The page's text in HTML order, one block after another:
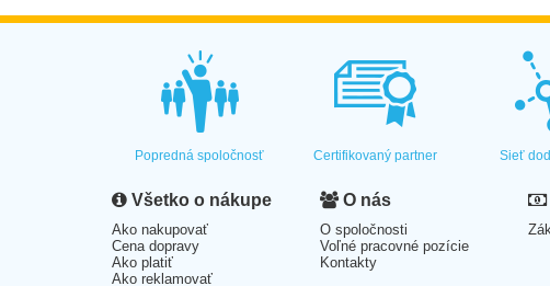
Popredná spoločnosť Certifikovaný partner Sieť
Všetko o nákupe
Ako nakupovať
Cena dopravy
Ako platiť
Ako reklamovať
O nás
O spoločnosti
Voľné pracovné pozície
Kontakty